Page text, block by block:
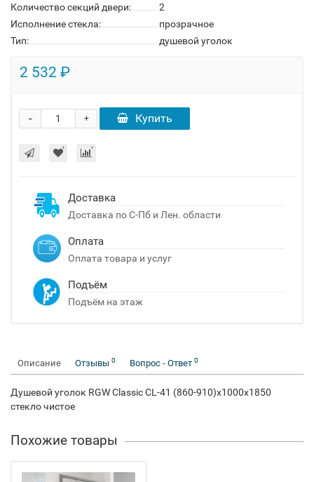
Количество секций двери:
2
Исполнение стекла:
прозрачное
Тип:
душевой уголок
2 532 ₽
+
- Купить
Доставка
Доставка по С-Пб и Лен. области
Оплата
Оплата товара и услуг
Подъём
Подъём на этаж
Описание Отзывы 0 Вопрос - Ответ 0
Душевой уголок RGW Classic CL-41 (860-910)x1000x1850
стекло чистое
Похожие товары